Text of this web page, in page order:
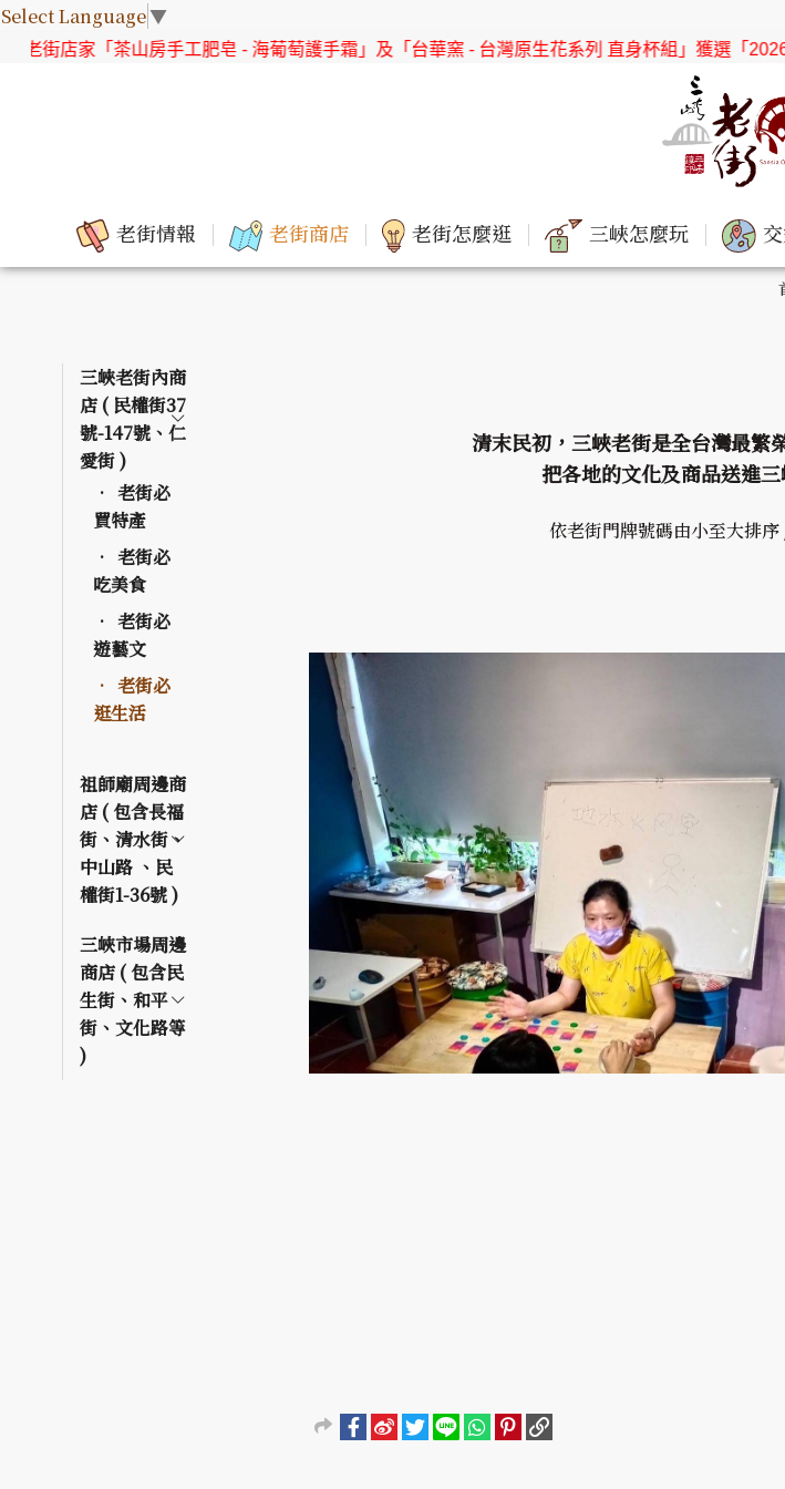
Select Language▼
房手工肥皂 - 海葡萄護手霜」及「台華窯 - 台灣原生花系列 直身杯組」獲選「2026新北嚴選」特
老街情報 老街商店 老街怎麼逛 三峽怎麼玩
三峽老街內商
店 ( 民權街37
號-147號、仁
愛街 )
老街必
買特產
老街必
吃美食
老街必
遊藝文
老街必
逛生活
祖師廟周邊商
店 ( 包含長福
街、清水街、
中山路 、民
權街1-36號 )
三峽市場周邊
商店 ( 包含民
生街、和平
街、文化路等
)
清末民初，三峽老街是全台灣最繁
把各地的文化及商品送進
依老街門牌號碼由小至大排